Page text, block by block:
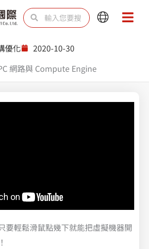
搜
尋 尋
Main
Main
優化
2020-10-30
網路與 Compute Engine
要輕鬆滑鼠點幾下就能把虛擬機器開